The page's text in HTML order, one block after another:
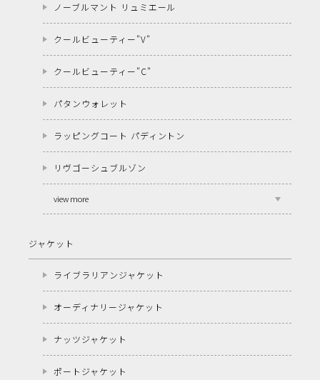
ノーブルマント リュミエール
クールビューティー"V"
クールビューティー"C"
パタンウォレット
ラッピングコート パディントン
リヴゴーシュブルゾン
view more
ジャケット
ライブラリアンジャケット
オーディナリージャケット
ナッツジャケット
ポートジャケット